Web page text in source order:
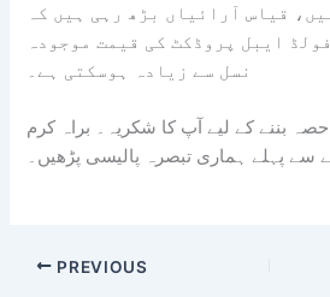
قیاس آرائیاں بڑھ رہی ہیں کہ
ایبل پروڈکٹ کی قیمت موجودہ
نسل سے زیادہ ہوسکتی ہے۔
بننے کے لیے آپ کا شکریہ۔ براہ کرم
سے پہلے ہماری تبصرہ پالیسی پڑھیں۔
PREVIOUS